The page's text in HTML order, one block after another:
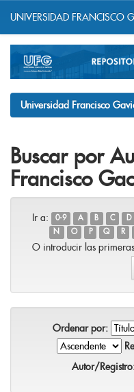
navigation
UNIVERSIDAD FRANCISCO
Universidad Francisco
Buscar por
Francisco
Ir a: 0-9 A B C D
N
O P Q R
O introducir las
Ordenar por:
Autor/